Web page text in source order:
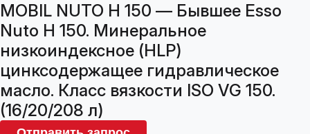
MOBIL NUTO H 150 — Бывшее Esso
Nuto H 150. Минеральное
низкоиндексное (HLP)
цинксодержащее гидравлическое
масло. Класс вязкости ISO VG 150.
(16/20/208 л)